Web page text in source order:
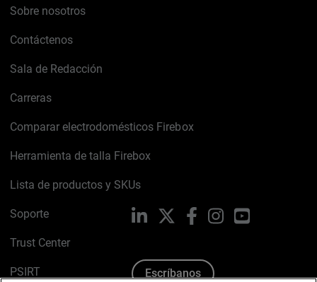
Sobre nosotros
Contáctenos
Sala de Redacción
Carreras
Comparar electrodomésticos Firebox
Herramienta de talla Firebox
Lista de productos y SKUs
Soporte
Trust Center
PSIRT
LinkedIn FacebookInstagram
Escríbanos